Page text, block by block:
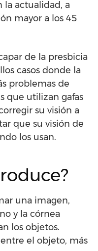
la actualidad, a
mayor a los 45
de la presbicia
casos donde la
problemas de
que utilizan gafas
su visión a
que su visión de
los usan.
una imagen,
y la córnea
los objetos.
el objeto, más